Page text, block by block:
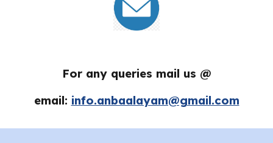
For any queries mail us @
email: info.anbaalayam@gmail.com